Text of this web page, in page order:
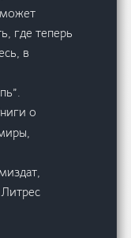
где теперь
в
о